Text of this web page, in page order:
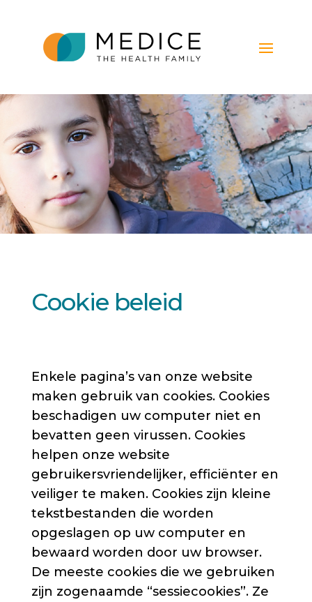
Cookie beleid
Enkele pagina’s van onze website
maken gebruik van cookies. Cookies
beschadigen uw computer niet en
bevatten geen virussen. Cookies
helpen onze website
gebruikersvriendelijker, efficiënter en
veiliger te maken. Cookies zijn kleine
tekstbestanden die worden
opgeslagen op uw computer en
bewaard worden door uw browser.
De meeste cookies die we gebruiken
zijn zogenaamde “sessiecookies”. Ze